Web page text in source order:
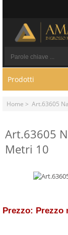
Prodotti
Home > Art.63605
Art.63605
Metri 10
Prezzo: Prezzo